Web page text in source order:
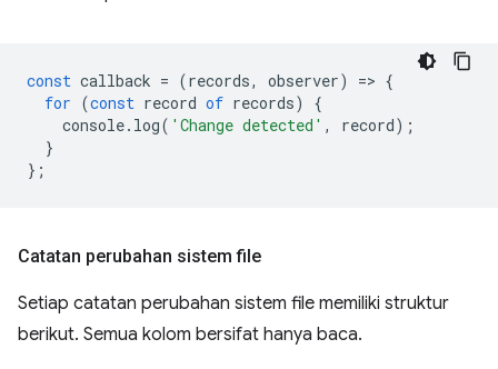
const callback = (records, observer) => {
for (const record of records)
{
console. log( 'Change detected' , record);
}
};
Catatan perubahan sistem file
Setiap catatan perubahan sistem file memiliki struktur
berikut. Semua kolom bersifat hanya baca.